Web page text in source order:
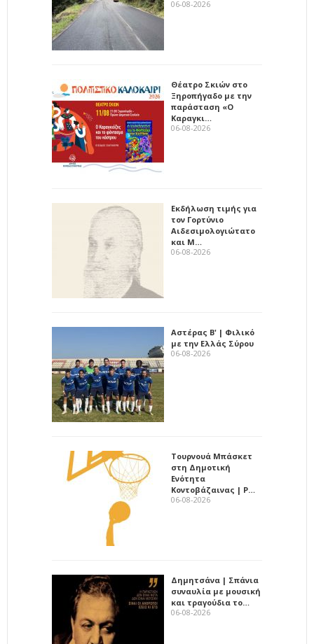
06-08-2026
Θέατρο Σκιών στο
Ξηροπήγαδο με την
παράσταση «Ο
Καραγκι…
06-08-2026
Εκδήλωση τιμής για
τον Γορτύνιο
Αιδεσιμολογιώτατο
και Μ…
06-08-2026
Αστέρας Β' | Φιλικό
με την Ελλάς Σύρου
06-08-2026
Τουρνουά Μπάσκετ
στη Δημοτική
Ενότητα
Κοντοβάζαινας | Ρ…
06-08-2026
Δημητσάνα | Σπάνια
συναυλία με μουσική
και τραγούδια το…
06-08-2026